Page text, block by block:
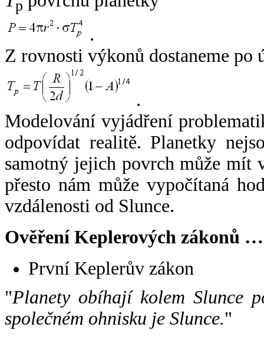
p
.
Z rovnosti výkonů dostaneme po
.
Modelování vyjádření
odpovídat realitě. Planetky
samotný jejich povrch může mít
přesto nám může vypočítaná
vzdálenosti od Slunce.
Ověření Keplerových zákonů …
První Keplerův zákon
"Planety obíhají kolem Slunce
společném ohnisku je Slunce."